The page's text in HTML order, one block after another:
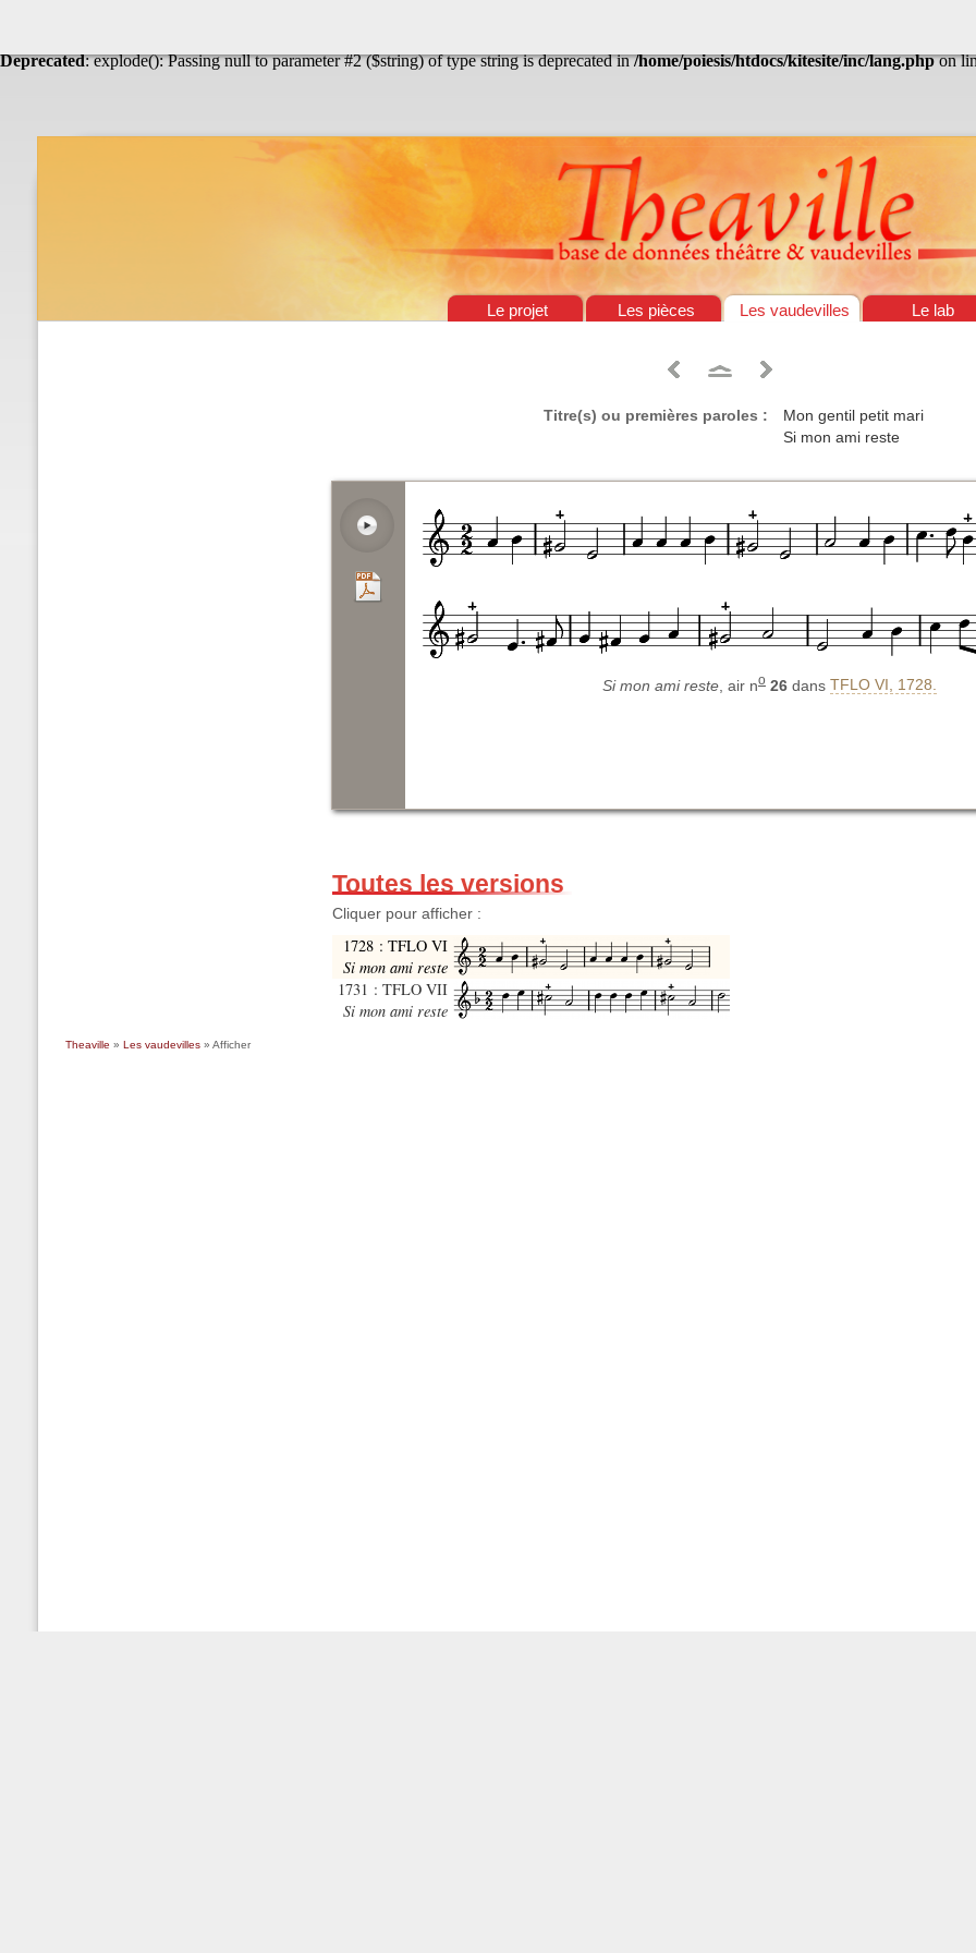
Deprecated: explode(): Passing null to parameter #2 ($string) of type string is deprecated in/home/poiesis/htdocs/kitesite/inc/lang.phpon
Théâtre & vaudevilles
Le projet Les pièces Les vaudevilles Le lab
Titre(s) ou premières paroles :
Mon gentil petit mari
Si mon ami reste
Si mon ami reste, air no 26dans TFLO VI, 1728.
Toutes les versions
Cliquer pour afficher :
1728 : TFLO VI
Si mon ami reste
1731 : TFLO VII
Si mon ami reste
Theaville »Les vaudevilles » Afficher